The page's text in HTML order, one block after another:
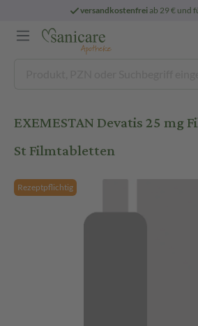
versandkostenfreiab 29 € und
EXEMESTAN Devatis 25 mg
St Filmtabletten
Rezeptpflichtig